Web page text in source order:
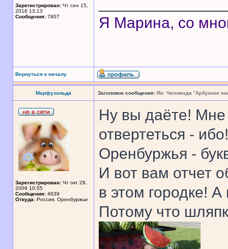
Зарегистрирован: Чт сен 15,
2016 13:13
Сообщения: 7807
Я Марина, со
Вернуться к началу
Марфузольда Заголовок сообщения: Re: Челлендж "Арбузное
Зарегистрирован: Чт окт 29,
2009 10:55
Сообщения: 4639
Откуда: Россия, Оренбуржье
Ну вы даёте! Мне
отвертеться -
Оренбуржья -
И вот вам отчет
в этом городке!
Потому что